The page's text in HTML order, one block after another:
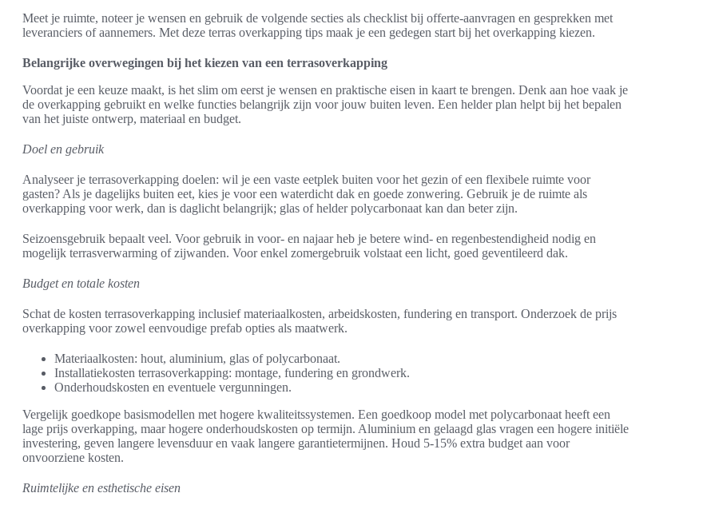
Meet je ruimte, noteer je wensen en gebruik de volgende secties als checklist bij offerte-aanvragen en gesprekken met
leveranciers of aannemers. Met deze terras overkapping tips maak je een gedegen start bij het overkapping kiezen.
Belangrijke overwegingen bij het kiezen van een terrasoverkapping
Voordat je een keuze maakt, is het slim om eerst je wensen en praktische eisen in kaart te brengen. Denk aan hoe vaak je
de overkapping gebruikt en welke functies belangrijk zijn voor jouw buiten leven. Een helder plan helpt bij het bepalen
van het juiste ontwerp, materiaal en budget.
Doel en gebruik
Analyseer je terrasoverkapping doelen: wil je een vaste eetplek buiten voor het gezin of een flexibele ruimte voor
gasten? Als je dagelijks buiten eet, kies je voor een waterdicht dak en goede zonwering. Gebruik je de ruimte als
overkapping voor werk, dan is daglicht belangrijk; glas of helder polycarbonaat kan dan beter zijn.
Seizoensgebruik bepaalt veel. Voor gebruik in voor- en najaar heb je betere wind- en regenbestendigheid nodig en
mogelijk terrasverwarming of zijwanden. Voor enkel zomergebruik volstaat een licht, goed geventileerd dak.
Budget en totale kosten
Schat de kosten terrasoverkapping inclusief materiaalkosten, arbeidskosten, fundering en transport. Onderzoek de prijs
overkapping voor zowel eenvoudige prefab opties als maatwerk.
Materiaalkosten: hout, aluminium, glas of polycarbonaat.
Installatiekosten terrasoverkapping: montage, fundering en grondwerk.
Onderhoudskosten en eventuele vergunningen.
Vergelijk goedkope basismodellen met hogere kwaliteitssystemen. Een goedkoop model met polycarbonaat heeft een
lage prijs overkapping, maar hogere onderhoudskosten op termijn. Aluminium en gelaagd glas vragen een hogere initiële
investering, geven langere levensduur en vaak langere garantietermijnen. Houd 5-15% extra budget aan voor
onvoorziene kosten.
Ruimtelijke en esthetische eisen